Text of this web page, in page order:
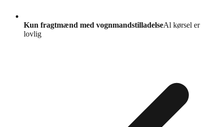
Kun fragtmænd med vognmandstilladelseAl kørsel er
lovlig